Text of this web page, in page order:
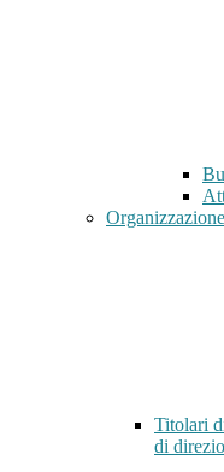
Organizzazione
Titolari
di